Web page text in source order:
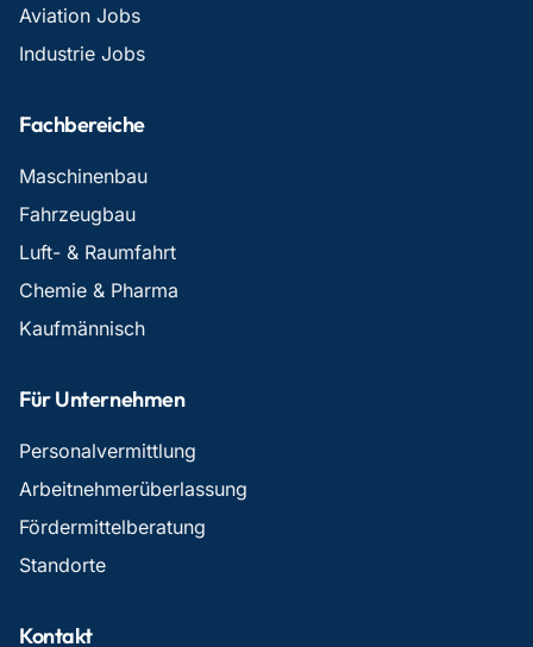
Aviation Jobs
Industrie Jobs
Fachbereiche
Maschinenbau
Fahrzeugbau
Luft- & Raumfahrt
Chemie & Pharma
Kaufmännisch
Für Unternehmen
Personalvermittlung
Arbeitnehmerüberlassung
Fördermittelberatung
Standorte
Kontakt